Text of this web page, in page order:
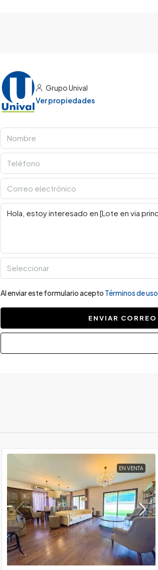
Grupo Unival
Ver propiedades
Seleccionar
Al enviar este formulario acepto Términos de uso
ENVIAR CORREO
EN VENTA